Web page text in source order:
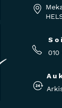
010